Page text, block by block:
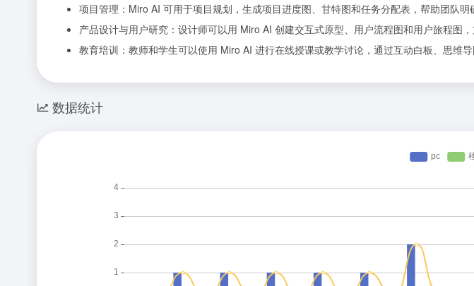
项目管理：Miro AI 可用于项目规划，生成项目进度图、甘特图和任务分配表，帮助团队
产品设计与用户研究：设计师可以用 Miro AI 创建交互式原型、用户流程图和用户旅程图，
教育培训：教师和学生可以使用 Miro AI 进行在线授课或教学讨论，通过互动白板、思维导
数据统计